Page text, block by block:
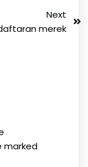
Next
merek
marked